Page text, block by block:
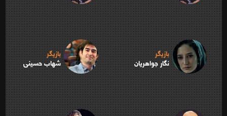
بازیگر
نگار جواهریان
بازیگر
شهاب حسینی